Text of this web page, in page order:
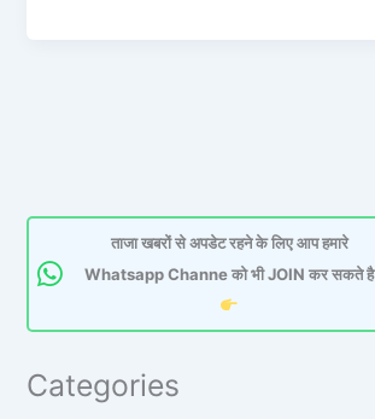
ताजा खबरों से अपडेट रहने के लिए आप हमारे
Whatsapp Channe को भी JOIN कर सकते है
Categories